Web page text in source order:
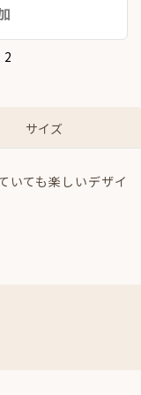
2
サイズ
いても楽しいデザイ